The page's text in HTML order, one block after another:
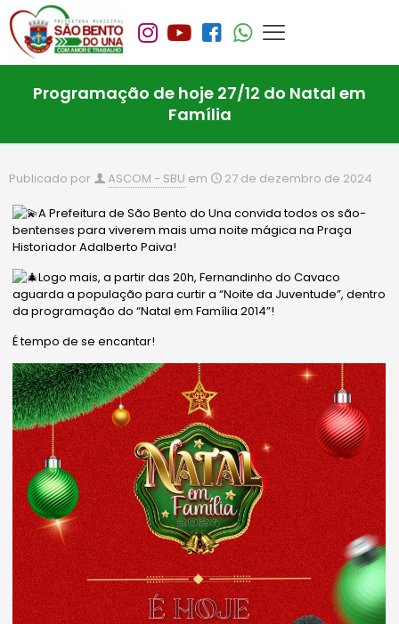
Programação de hoje 27/12 do Natal em
Família
Publicado por ASCOM - SBU em 27 de dezembro de 2024
A Prefeitura de São Bento do Una convida todos os são-
bentenses para viverem mais uma noite mágica na Praça
Historiador Adalberto Paiva!
Logo mais, a partir das 20h, Fernandinho do Cavaco
aguarda a população para curtir a “Noite da Juventude”, dentro
da programação do “Natal em Família 2014”!
É tempo de se encantar!